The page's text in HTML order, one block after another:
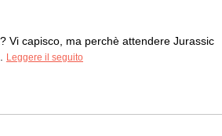
Vi capisco, ma perchè attendere Jurassic
Leggere il seguito